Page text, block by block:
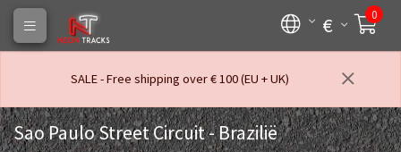
€ 0
SALE - Free shipping over € 100 (EU + UK)
Sao Paulo Street Circuit - Brazilië